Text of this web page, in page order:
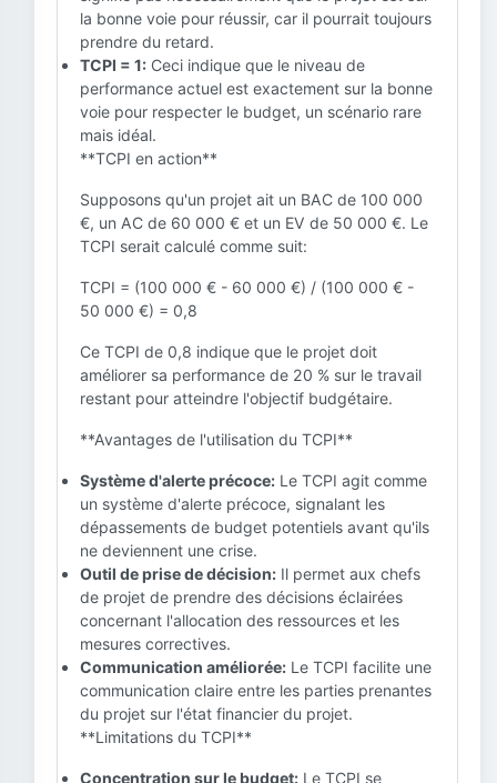
la bonne voie pour réussir, car il pourrait toujours
prendre du retard.
TCPI = 1: Ceci indique que le niveau de
performance actuel est exactement sur la bonne
voie pour respecter le budget, un scénario rare
mais idéal.
**TCPI en action**
Supposons qu'un projet ait un BAC de 100 000
€, un AC de 60 000 € et un EV de 50 000 €. Le
TCPI serait calculé comme suit:
TCPI = (100 000 € - 60 000 €) / (100 000 € -
50 000 €) = 0,8
Ce TCPI de 0,8 indique que le projet doit
améliorer sa performance de 20 % sur le travail
restant pour atteindre l'objectif budgétaire.
**Avantages de l'utilisation du TCPI**
Système d'alerte précoce: Le TCPI agit comme
un système d'alerte précoce, signalant les
dépassements de budget potentiels avant qu'ils
ne deviennent une crise.
Outil de prise de décision: Il permet aux chefs
de projet de prendre des décisions éclairées
concernant l'allocation des ressources et les
mesures correctives.
Communication améliorée: Le TCPI facilite une
communication claire entre les parties prenantes
du projet sur l'état financier du projet.
**Limitations du TCPI**
Concentration sur le budget: Le TCPI se